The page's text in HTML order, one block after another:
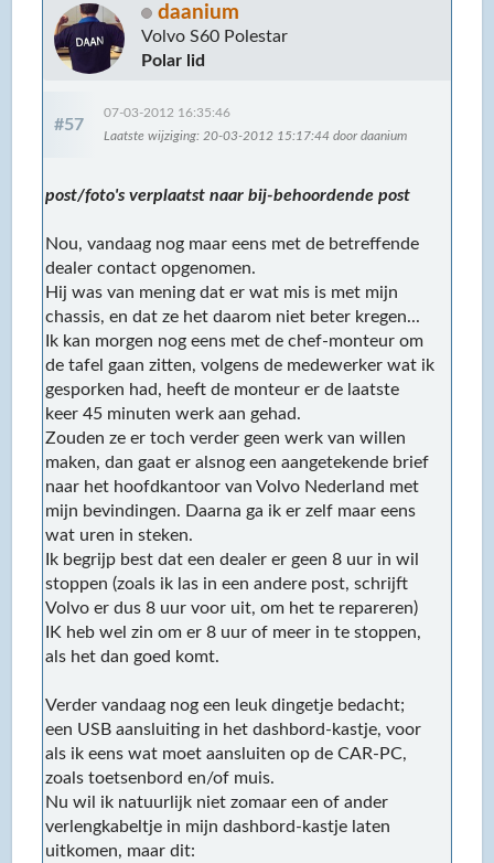
daanium
Volvo S60 Polestar
Polar lid
#57
07-03-2012 16:35:46
Laatste wijziging: 20-03-2012 15:17:44 door daanium
post/foto's verplaatst naar bij-behoordende post
Nou, vandaag nog maar eens met de betreffende
dealer contact opgenomen.
Hij was van mening dat er wat mis is met mijn
chassis, en dat ze het daarom niet beter kregen...
Ik kan morgen nog eens met de chef-monteur om
de tafel gaan zitten, volgens de medewerker wat ik
gesporken had, heeft de monteur er de laatste
keer 45 minuten werk aan gehad.
Zouden ze er toch verder geen werk van willen
maken, dan gaat er alsnog een aangetekende brief
naar het hoofdkantoor van Volvo Nederland met
mijn bevindingen. Daarna ga ik er zelf maar eens
wat uren in steken.
Ik begrijp best dat een dealer er geen 8 uur in wil
stoppen (zoals ik las in een andere post, schrijft
Volvo er dus 8 uur voor uit, om het te repareren)
IK heb wel zin om er 8 uur of meer in te stoppen,
als het dan goed komt.
Verder vandaag nog een leuk dingetje bedacht;
een USB aansluiting in het dashbord-kastje, voor
als ik eens wat moet aansluiten op de CAR-PC,
zoals toetsenbord en/of muis.
Nu wil ik natuurlijk niet zomaar een of ander
verlengkabeltje in mijn dashbord-kastje laten
uitkomen, maar dit: